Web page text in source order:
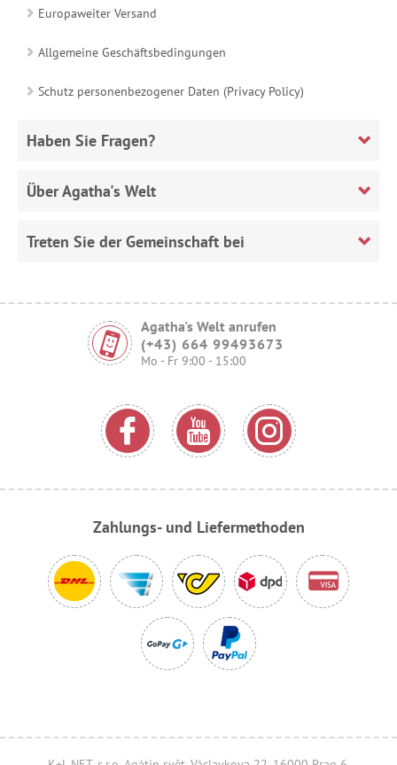
Europaweiter Versand
Allgemeine Geschäftsbedingungen
Schutz personenbezogener Daten (Privacy Policy)
Haben Sie Fragen?
Über Agatha's Welt
Treten Sie der Gemeinschaft bei
Agatha's Welt anrufen
(+43) 664 99493673
Mo - Fr 9:00 - 15:00
Zahlungs- und Liefermethoden